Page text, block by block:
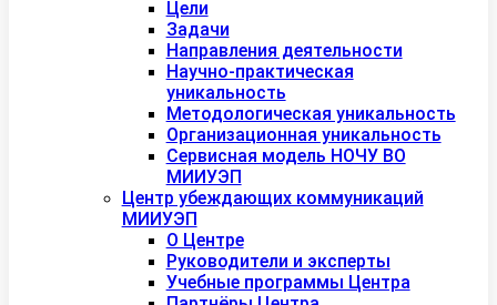
Цели
Задачи
Направления деятельности
Научно-практическая
уникальность
Методологическая уникальность
Организационная уникальность
Сервисная модель НОЧУ ВО
МИИУЭП
Центр убеждающих коммуникаций
МИИУЭП
О Центре
Руководители и эксперты
Учебные программы Центра